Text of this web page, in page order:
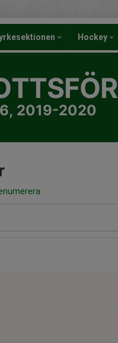
Hockey
2019-2020